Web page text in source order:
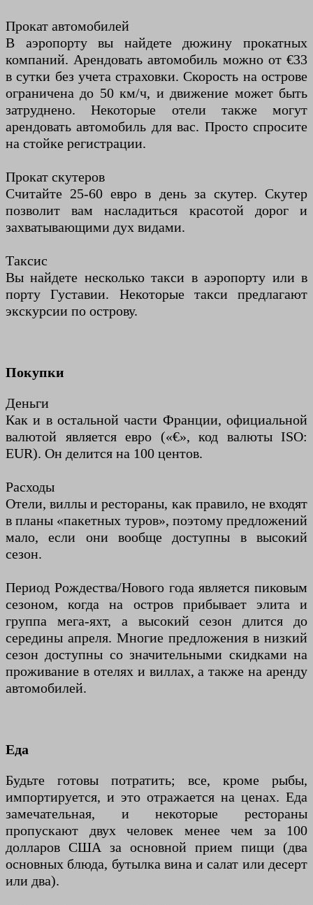
Прокат автомобилей
В аэропорту вы найдете дюжину прокатных
компаний. Арендовать автомобиль можно от €33
в сутки без учета страховки. Скорость на острове
ограничена до 50 км/ч, и движение может быть
затруднено. Некоторые отели также могут
арендовать автомобиль для вас. Просто спросите
на стойке регистрации.
Прокат скутеров
Считайте 25-60 евро в день за скутер. Скутер
позволит вам насладиться красотой дорог и
захватывающими дух видами.
Таксис
Вы найдете несколько такси в аэропорту или в
порту Густавии. Некоторые такси предлагают
экскурсии по острову.
Покупки
Деньги
Как и в остальной части Франции, официальной
валютой является евро («€», код валюты ISO:
EUR). Он делится на 100 центов.
Расходы
Отели, виллы и рестораны, как правило, не входят
в планы «пакетных туров», поэтому предложений
мало, если они вообще доступны в высокий
сезон.
Период Рождества/Нового года является пиковым
сезоном, когда на остров прибывает элита и
группа мега-яхт, а высокий сезон длится до
середины апреля. Многие предложения в низкий
сезон доступны со значительными скидками на
проживание в отелях и виллах, а также на аренду
автомобилей.
Еда
Будьте готовы потратить; все, кроме рыбы,
импортируется, и это отражается на ценах. Еда
замечательная, и некоторые рестораны
пропускают двух человек менее чем за 100
долларов США за основной прием пищи (два
основных блюда, бутылка вина и салат или десерт
или два).